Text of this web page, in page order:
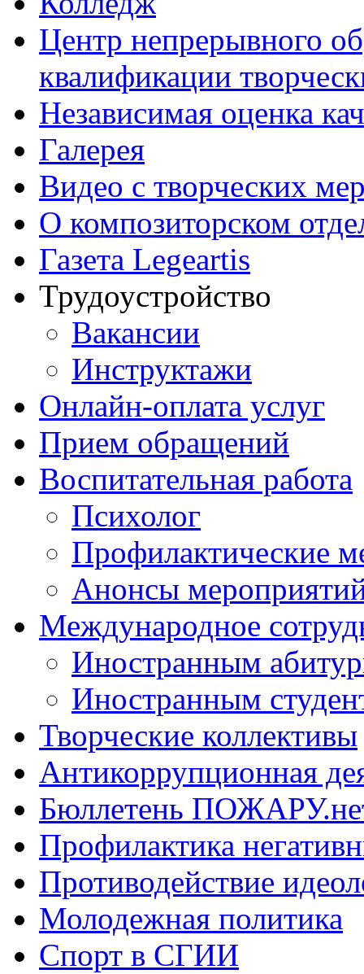
Центр непрерывного
квалификации
Независимая оценка
Галерея
Видео с творческих
О композиторском
Газета Legeartis
Трудоустройство
Вакансии
Инструктажи
Онлайн-оплата услуг
Прием обращений
Воспитательная работа
Психолог
Профилактические
Анонсы
Международное
Иностранным
Иностранным
Творческие коллективы
Антикоррупционная
Бюллетень
Профилактика
Противодействие
Молодежная политика
Спорт в СГИИ